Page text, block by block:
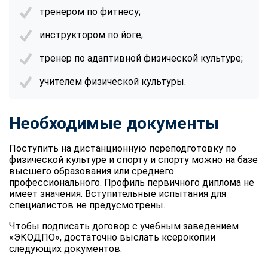
тренером по фитнесу;
инструктором по йоге;
тренер по адаптивной физической культуре;
учителем физической культуры.
Необходимые документы
Поступить на дистанционную переподготовку по
физической культуре и спорту и спорту можно на базе
высшего образования или среднего
профессионального. Профиль первичного диплома не
имеет значения. Вступительные испытания для
специалистов не предусмотрены.
Чтобы подписать договор с учебным заведением
«ЭКОДПО», достаточно выслать ксерокопии
следующих документов: